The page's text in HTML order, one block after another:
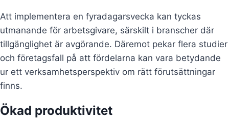
Att implementera en fyradagarsvecka kan tyckas
utmanande för arbetsgivare, särskilt i branscher där
tillgänglighet är avgörande. Däremot pekar flera studier
och företagsfall på att fördelarna kan vara betydande
ur ett verksamhetsperspektiv om rätt förutsättningar
finns.
Ökad produktivitet